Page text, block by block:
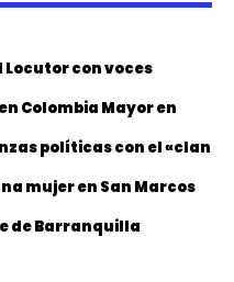
Locutor con voces
Colombia Mayor en
políticas con el «clan
mujer en San Marcos
de Barranquilla